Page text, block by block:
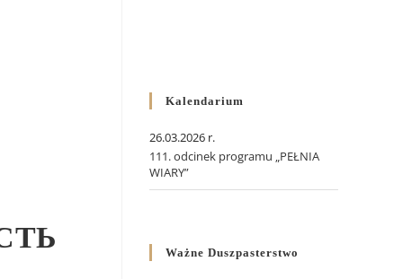
Kalendarium
26.03.2026 r.
111. odcinek programu „PEŁNIA
WIARY”
Ważne Duszpasterstwo